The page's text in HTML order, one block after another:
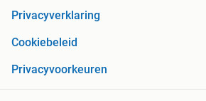
Privacyverklaring
Cookiebeleid
Privacyvoorkeuren